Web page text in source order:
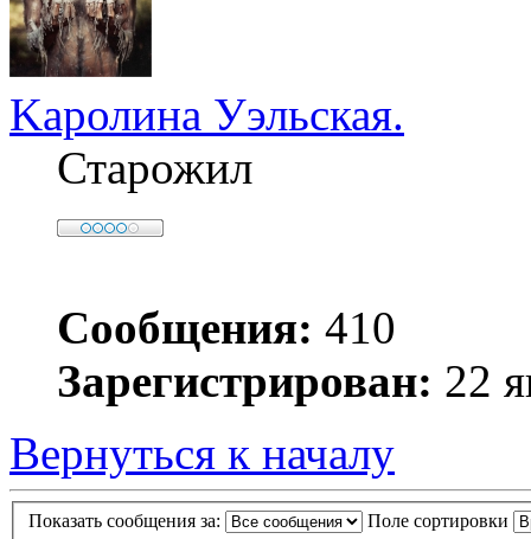
Kaролина Уэльская.
Старожил
Сообщения: 410
Зарегистрирован: 22
Вернуться к началу
Показать сообщения за: Поле сортировки